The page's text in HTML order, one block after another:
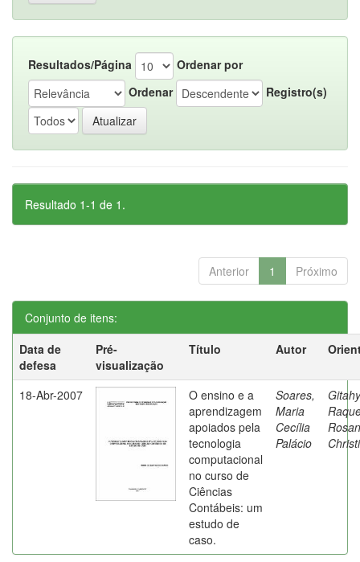
Resultados/Página
Ordenar por
Ordenar
Registro(s)
Resultado 1-1 de 1.
Anterior 1 Próximo
Conjunto de itens:
Data de
defesa
Pré-
visualização
Título Autor
18-Abr-2007
O ensino e a
aprendizagem
apoiados pela
tecnologia
computacional
no curso de
Ciências
Contábeis: um
estudo de
caso.
Soares,
Maria
Cecília
Palácio
Rosan